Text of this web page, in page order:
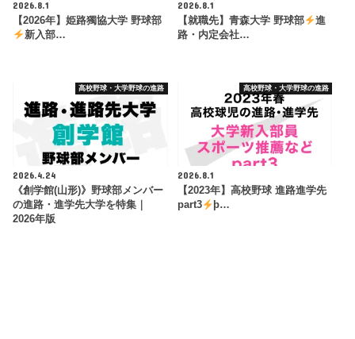
2026.8.1
【2026年】姫路獨協大学 野球部
新入部…
2026.8.1
【就職先】青森大学 野球部
進
路・内定会社…
高校野球・大学野球の進路
2026.4.24
《創学館(山形)》野球部メンバー
の進路・進学先大学を特集｜
2026年版
高校野球・大学野球の進路
2026.8.1
【2023年】高校野球 進路進学先
part3
þ…